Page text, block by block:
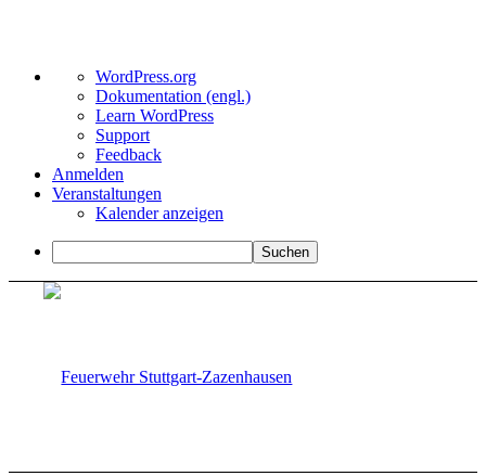
Über
WordPress
WordPress.org
Dokumentation (engl.)
Learn WordPress
Support
Feedback
Anmelden
Veranstaltungen
Kalender anzeigen
Suchen